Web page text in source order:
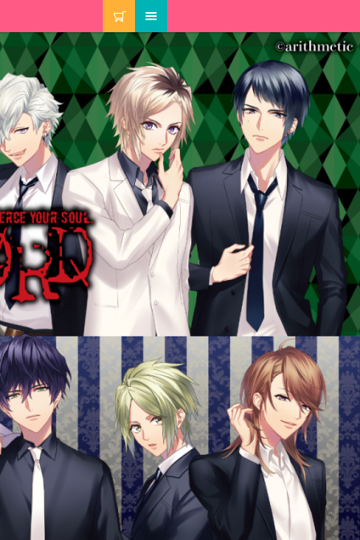
マイアカウント
注文履歴
当選履歴
ご利用ガイド
カート